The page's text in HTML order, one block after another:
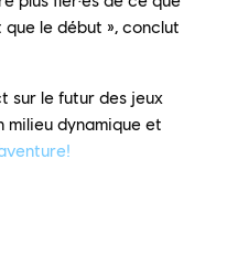
que le début », conclut
sur le futur des jeux
milieu dynamique et